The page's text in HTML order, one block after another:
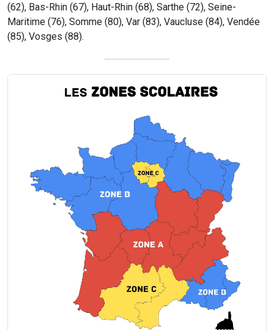
(62), Bas-Rhin (67), Haut-Rhin (68), Sarthe (72), Seine-
Maritime (76), Somme (80), Var (83), Vaucluse (84), Vendée
(85), Vosges (88).